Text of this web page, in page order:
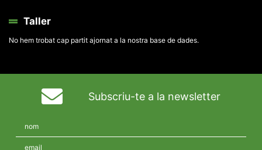
Taller
No hem trobat cap partit ajornat a la nostra base de dades.
Subscriu-te a la newsletter